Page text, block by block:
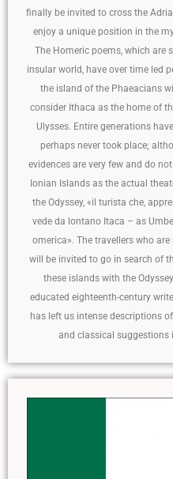
finally be invited to cross the
enjoy a unique position in the
The Homeric poems, which
insular world, have over time led
the island of the Phaeacians
consider Ithaca as the home of
Ulysses. Entire generations
perhaps never took place;
evidences are very few and do
Ionian Islands as the actual
the Odyssey, «il turista che,
vede da lontano Itaca – as
omerica». The travellers who
will be invited to go in search of
these islands with the
educated eighteenth-century
has left us intense descriptions
and classical suggestions